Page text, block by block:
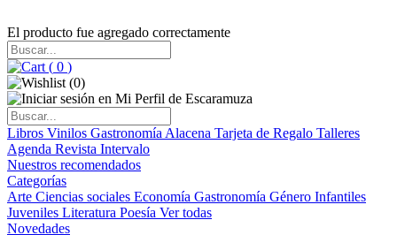
El producto fue agregado correctamente
( 0 )
(0)
Libros Vinilos Gastronomía Alacena Tarjeta de Regalo Talleres
Agenda Revista Intervalo
Nuestros recomendados
Categorías
Arte Ciencias sociales Economía Gastronomía Género Infantiles
Juveniles Literatura Poesía Ver todas
Novedades